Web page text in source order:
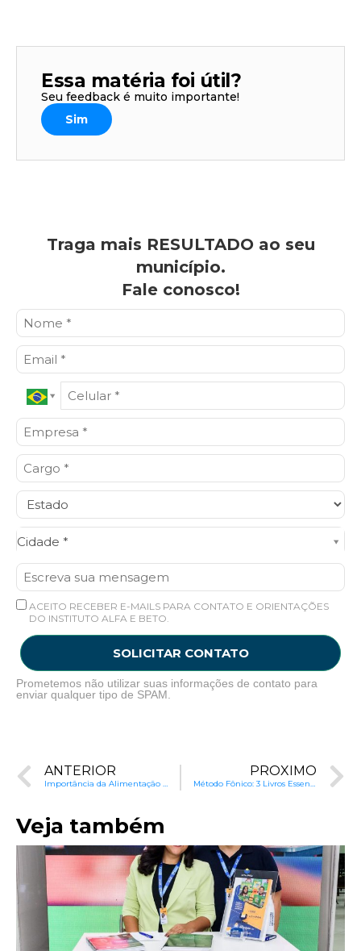
Essa matéria foi útil?
Seu feedback é muito importante!
Sim
Traga mais RESULTADO ao seu
município.
Fale conosco!
Cidade *
Cidade*
ACEITO RECEBER E-MAILS PARA CONTATO E ORIENTAÇÕES
DO INSTITUTO ALFA E BETO.
SOLICITAR CONTATO
Prometemos não utilizar suas informações de contato para
enviar qualquer tipo de SPAM.
ANTERIOR PRÓXIMO
Veja também